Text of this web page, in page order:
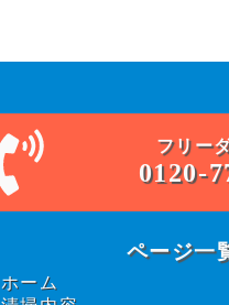
フリー
0120-
ページ一
ホーム